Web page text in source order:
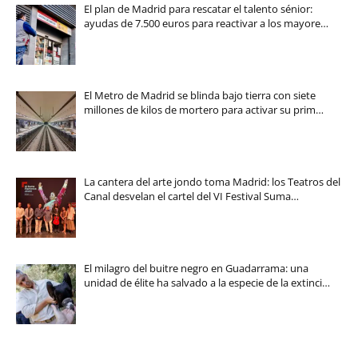
El plan de Madrid para rescatar el talento sénior:
ayudas de 7.500 euros para reactivar a los mayore…
El Metro de Madrid se blinda bajo tierra con siete
millones de kilos de mortero para activar su prim…
La cantera del arte jondo toma Madrid: los Teatros del
Canal desvelan el cartel del VI Festival Suma…
El milagro del buitre negro en Guadarrama: una
unidad de élite ha salvado a la especie de la extinci…